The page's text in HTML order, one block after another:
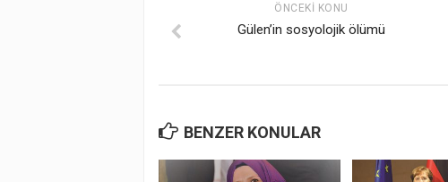
ÖNCEKI KONU
Gülen’in sosyolojik ölümü
BENZER KONULAR